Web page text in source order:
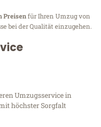
Preisenfür Ihren Umzug von
bei der Qualität einzugehen.
Umzugsservice in
höchster Sorgfalt